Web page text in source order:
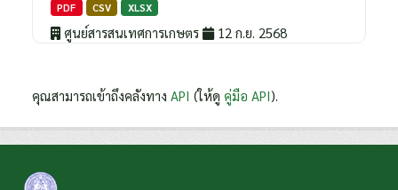
PDF CSV XLSX
ศูนย์สารสนเทศการเกษตร 12 ก.ย. 2568
คุณสามารถเข้าถึงคลังทาง API (ให้ดู คู่มือ API).